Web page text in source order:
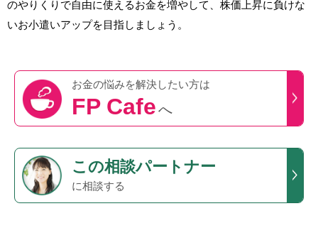
のやりくりで自由に使えるお金を増やして、株価上昇に負けな
いお小遣いアップを目指しましょう。
お金の悩みを解決したい方は
FP Cafeへ
この相談パートナー
に相談する